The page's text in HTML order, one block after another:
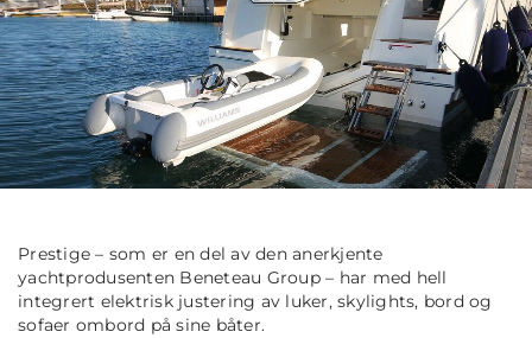
Prestige – som er en del av den anerkjente
yachtprodusenten Beneteau Group – har med hell
integrert elektrisk justering av luker, skylights, bord og
sofaer ombord på sine båter.